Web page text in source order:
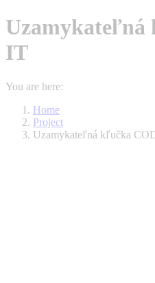
Uzamykateľná
IT
You are here:
Home
Project
Uzamykateľná kľučka